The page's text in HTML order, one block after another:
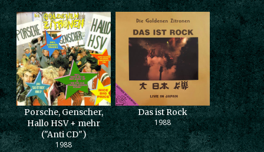
Porsche, Genscher,
Hallo HSV + mehr
("Anti CD")
1988
Das ist Rock
1988